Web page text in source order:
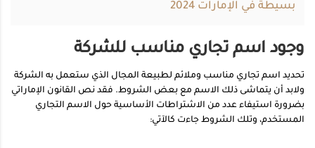
بسيطة في الإمارات 2024
وجود اسم تجاري مناسب للشركة
تحديد اسم تجاري مناسب وملائم لطبيعة المجال الذي ستعمل به الشركة
ولابد أن يتماشى ذلك الاسم مع بعض الشروط. فقد نص القانون الإماراتي
بضرورة استيفاء عدد من الاشتراطات الأساسية حول الاسم التجاري
المستخدم، وتلك الشروط جاءت كالآتي: